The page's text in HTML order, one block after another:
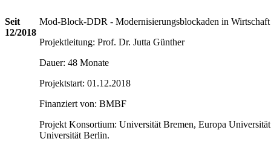
Seit
12/2018
Mod-Block-DDR - Modernisierungsblockaden in
Projektleitung: Prof. Dr. Jutta Günther
Dauer: 48 Monate
Projektstart: 01.12.2018
Finanziert von: BMBF
Projekt Konsortium: Universität Bremen, Europa
Universität Berlin.